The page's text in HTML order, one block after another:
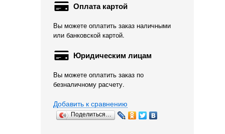
Оплата картой
Вы можете оплатить заказ наличными
или банковской картой.
Юридическим лицам
Вы можете оплатить заказ по
безналичному расчету.
Добавить к сравнению
Поделиться…